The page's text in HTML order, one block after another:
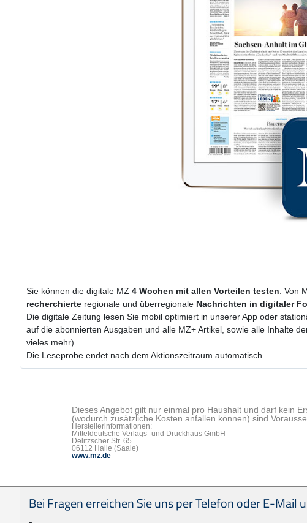
Sie können die digitale MZ 4 Wochen mit allen Vorteilen testen . Von
recherchierte regionale und überregionale Nachrichten in digitaler
Die digitale Zeitung lesen Sie mobil optimiert in unserer App oder
auf die abonnierten Ausgaben und alle MZ+ Artikel, sowie alle Inhalte
vieles mehr).
Die Leseprobe endet nach dem Aktionszeitraum automatisch.
Dieses Angebot gilt nur einmal pro Haushalt und darf kein
(wodurch zusätzliche Kosten anfallen können) sind
Herstellerinformationen:
Mitteldeutsche Verlags- und Druckhaus GmbH
Delitzscher Str. 65
06112 Halle (Saale)
www.mz.de
Seitenfußbereich
Bei Fragen erreichen Sie uns per Telefon oder E-Mail